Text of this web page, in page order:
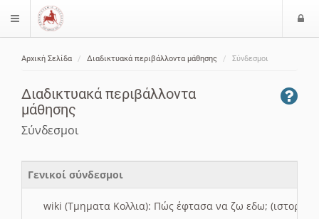
$langMenu
Αρχική Σελίδα Διαδικτυακά περιβάλλοντα μάθησης Σύνδεσμοι
Διαδικτυακά περιβάλλοντα
μάθησης
Σύνδεσμοι
Γενικοί σύνδεσμοι
wiki (Τμηματα Κολλια): Πώς έφτασα να ζω εδω; (ιστορια)